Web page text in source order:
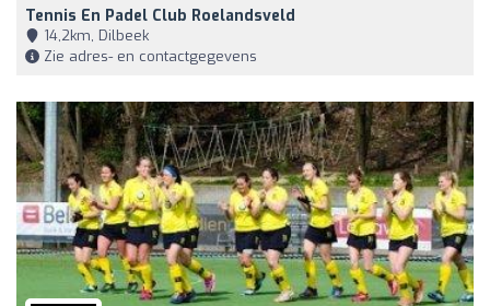
Tennis En Padel Club Roelandsveld
14,2km, Dilbeek
Zie adres- en contactgegevens